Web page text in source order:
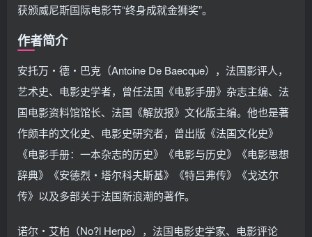
获颁威尼斯国际电影节“终身成就金狮奖”。
作者简介
安托万・德・巴克（Antoine De Baecque），法国影评人，
艺术史、电影史学者，曾任法国《电影手册》杂志主编、法
国电影资料馆馆长、法国《解放报》文化版主编。他也是著
作颇丰的文化史、电影史研究者，曾出版《法国文化史》
《电影手册：一本杂志的历史》《电影与历史》《电影思想
辞典》《安德烈・塔尔科夫斯基》《特吕弗传》《戈达尔
传》以及多部关于法国新浪潮的著作。
诺尔・艾柏（No?l Herpe），法国电影史学家、电影评论